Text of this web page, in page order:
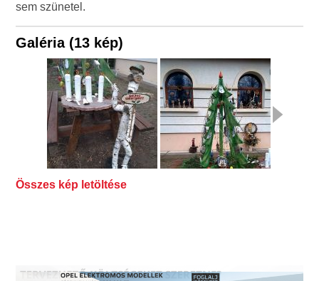
sem szünetel.
Galéria (13 kép)
Összes kép letöltése